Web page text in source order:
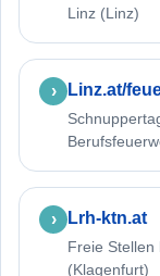
Linz (Linz)
Linz.at/
Lrh-ktn.at
Freie
(Klagenfurt)